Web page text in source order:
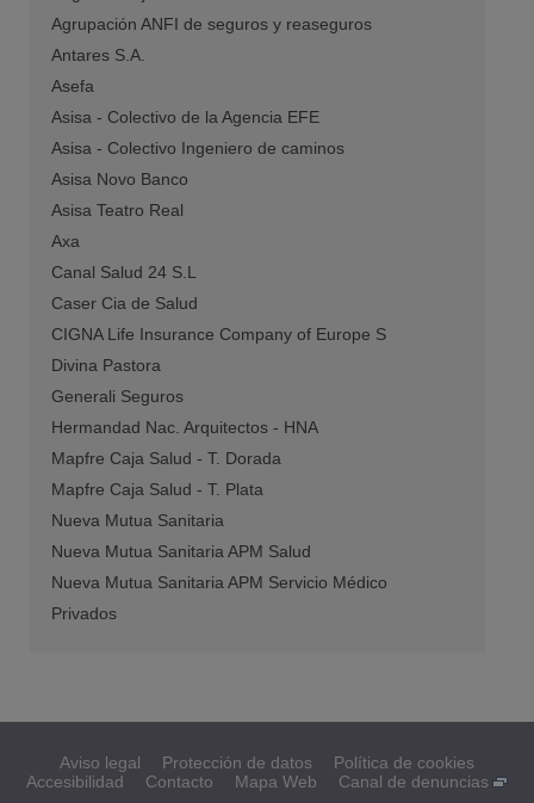
Agrupación ANFI de seguros y reaseguros
Antares S.A.
Asefa
Asisa - Colectivo de la Agencia EFE
Asisa - Colectivo Ingeniero de caminos
Asisa Novo Banco
Asisa Teatro Real
Axa
Canal Salud 24 S.L
Caser Cia de Salud
CIGNA Life Insurance Company of Europe S
Divina Pastora
Generali Seguros
Hermandad Nac. Arquitectos - HNA
Mapfre Caja Salud - T. Dorada
Mapfre Caja Salud - T. Plata
Nueva Mutua Sanitaria
Nueva Mutua Sanitaria APM Salud
Nueva Mutua Sanitaria APM Servicio Médico
Privados
Aviso legal Protección de datos
Política de cookies
Accesibilidad
Contacto Mapa Web Canal de denuncias